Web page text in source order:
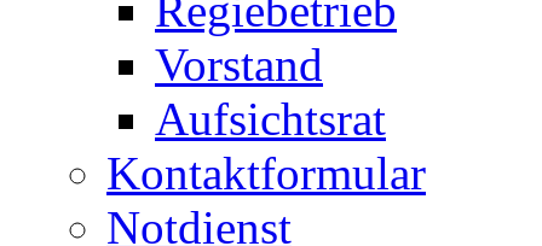
Vorstand
Aufsichtsrat
Kontaktformular
Notdienst